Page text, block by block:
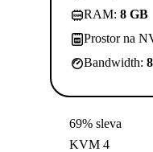
RAM: 8 GB
Prostor na
Bandwidth:
69% sleva
KVM 4